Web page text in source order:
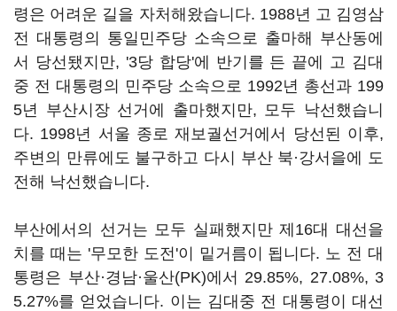
령은 어려운 길을 자처해왔습니다. 1988년 고 김영삼
전 대통령의 통일민주당 소속으로 출마해 부산동에
서 당선됐지만, '3당 합당'에 반기를 든 끝에 고 김대
중 전 대통령의 민주당 소속으로 1992년 총선과 199
5년 부산시장 선거에 출마했지만, 모두 낙선했습니
다. 1998년 서울 종로 재보궐선거에서 당선된 이후,
주변의 만류에도 불구하고 다시 부산 북·강서을에 도
전해 낙선했습니다.
부산에서의 선거는 모두 실패했지만 제16대 대선을
치를 때는 '무모한 도전'이 밑거름이 됩니다. 노 전 대
통령은 부산·경남·울산(PK)에서 29.85%, 27.08%, 3
5.27%를 얻었습니다. 이는 김대중 전 대통령이 대선